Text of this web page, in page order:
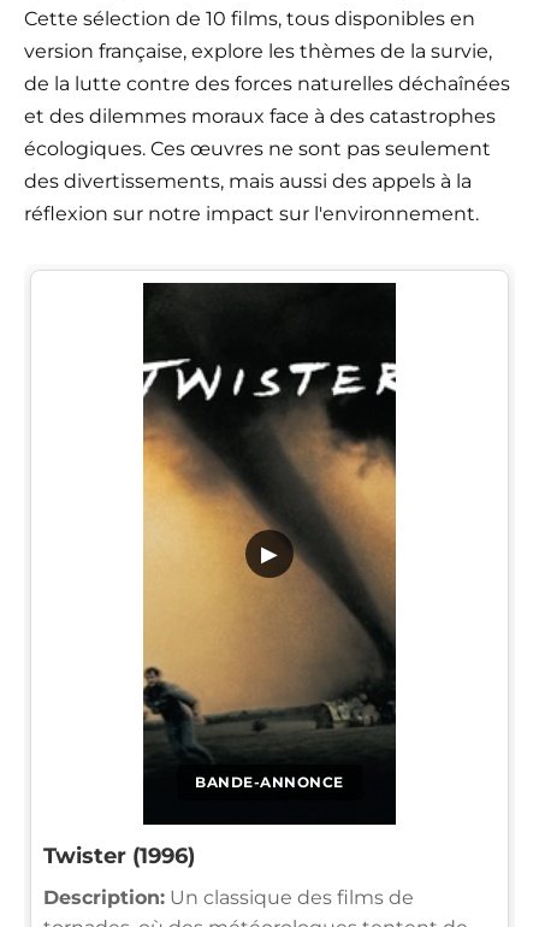
Cette sélection de 10 films, tous disponibles en
version française, explore les thèmes de la survie,
de la lutte contre des forces naturelles déchaînées
et des dilemmes moraux face à des catastrophes
écologiques. Ces œuvres ne sont pas seulement
des divertissements, mais aussi des appels à la
réflexion sur notre impact sur l'environnement.
BANDE-ANNONCE
▶
Twister (1996)
Description: Un classique des films de